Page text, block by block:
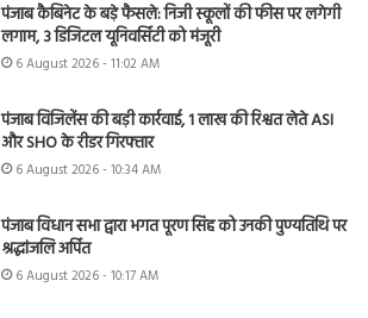
पंजाब कैबिनेट के बड़े फैसले: निजी स्कूलों की फीस पर लगेगी
लगाम, 3 डिजिटल यूनिवर्सिटी को मंजूरी
6 August 2026 - 11:02 AM
पंजाब विजिलेंस की बड़ी कार्रवाई, 1 लाख की रिश्वत लेते ASI
और SHO के रीडर गिरफ्तार
6 August 2026 - 10:34 AM
पंजाब विधान सभा द्वारा भगत पूरण सिंह को उनकी पुण्यतिथि पर
श्रद्धांजलि अर्पित
6 August 2026 - 10:17 AM